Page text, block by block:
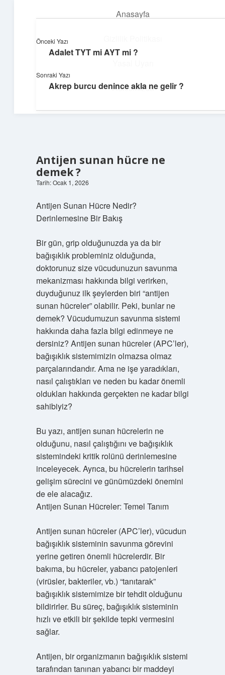
Anasayfa
Hakkımızda
Güncel paylaşımlar ve ilginç keşiflerle dolu içerikler.
Antijen sunan hücre ne
demek ?
Tarih: Ocak 1, 2026
Antijen Sunan Hücre Nedir?
Derinlemesine Bir Bakış
Bir gün, grip olduğunuzda ya da bir
bağışıklık probleminiz olduğunda,
doktorunuz size vücudunuzun savunma
mekanizması hakkında bilgi verirken,
duyduğunuz ilk şeylerden biri “antijen
sunan hücreler” olabilir. Peki, bunlar ne
demek? Vücudumuzun savunma sistemi
hakkında daha fazla bilgi edinmeye ne
dersiniz? Antijen sunan hücreler (APC’ler),
bağışıklık sistemimizin olmazsa olmaz
parçalarındandır. Ama ne işe yaradıkları,
nasıl çalıştıkları ve neden bu kadar önemli
oldukları hakkında gerçekten ne kadar bilgi
sahibiyiz?
Bu yazı, antijen sunan hücrelerin ne
olduğunu, nasıl çalıştığını ve bağışıklık
sistemindeki kritik rolünü derinlemesine
inceleyecek. Ayrıca, bu hücrelerin tarihsel
gelişim sürecini ve günümüzdeki önemini
de ele alacağız.
Antijen Sunan Hücreler: Temel Tanım
Antijen sunan hücreler (APC’ler), vücudun
bağışıklık sisteminin savunma görevini
yerine getiren önemli hücrelerdir. Bir
bakıma, bu hücreler, yabancı patojenleri
(virüsler, bakteriler, vb.) “tanıtarak”
bağışıklık sistemimize bir tehdit olduğunu
bildirirler. Bu süreç, bağışıklık sisteminin
hızlı ve etkili bir şekilde tepki vermesini
sağlar.
Antijen, bir organizmanın bağışıklık sistemi
tarafından tanınan yabancı bir maddeyi
Önceki Yazı
Adalet TYT mi AYT mi ?
Sonraki Yazı
Akrep burcu denince akla ne gelir ?